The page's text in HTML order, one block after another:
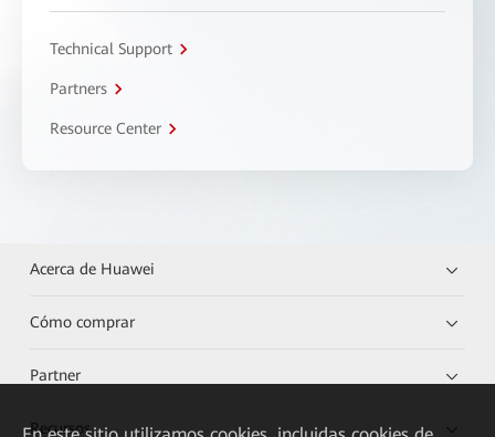
Technical Support
Partners
Resource Center
Acerca de Huawei
Cómo comprar
Partner
Recursos